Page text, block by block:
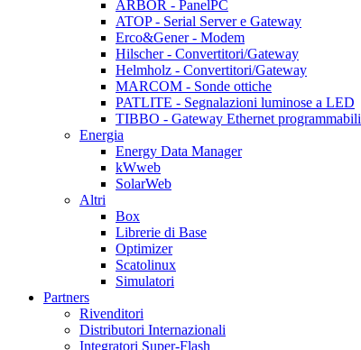
ARBOR - PanelPC
ATOP - Serial Server e Gateway
Erco&Gener - Modem
Hilscher - Convertitori/Gateway
Helmholz - Convertitori/Gateway
MARCOM - Sonde ottiche
PATLITE - Segnalazioni luminose a LED
TIBBO - Gateway Ethernet programmabili
Energia
Energy Data Manager
kWweb
SolarWeb
Altri
Box
Librerie di Base
Optimizer
Scatolinux
Simulatori
Partners
Rivenditori
Distributori Internazionali
Integratori Super-Flash